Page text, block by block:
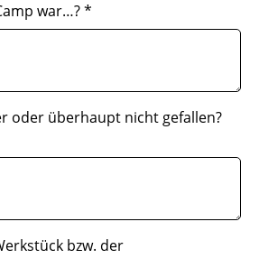
war…?*
oder überhaupt nicht gefallen?
bzw. der